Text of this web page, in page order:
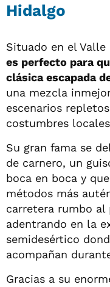
Hidalgo
Situado en el
es perfecto para
clásica escapada
una mezcla
escenarios
costumbres
Su gran fama se
de carnero, un
boca en boca y
métodos más
carretera rumbo
adentrando en la
semidesértico
acompañan
Gracias a su